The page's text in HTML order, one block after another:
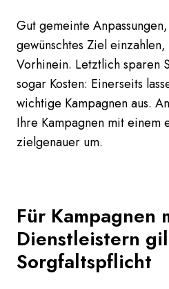
Gut gemeinte
gewünschtes Ziel
Vorhinein. Letztlich sparen
sogar Kosten: Einerseits
wichtige Kampagnen aus.
Ihre Kampagnen mit einem
zielgenauer um.
Für Kampagnen
Dienstleistern
Sorgfaltspflicht